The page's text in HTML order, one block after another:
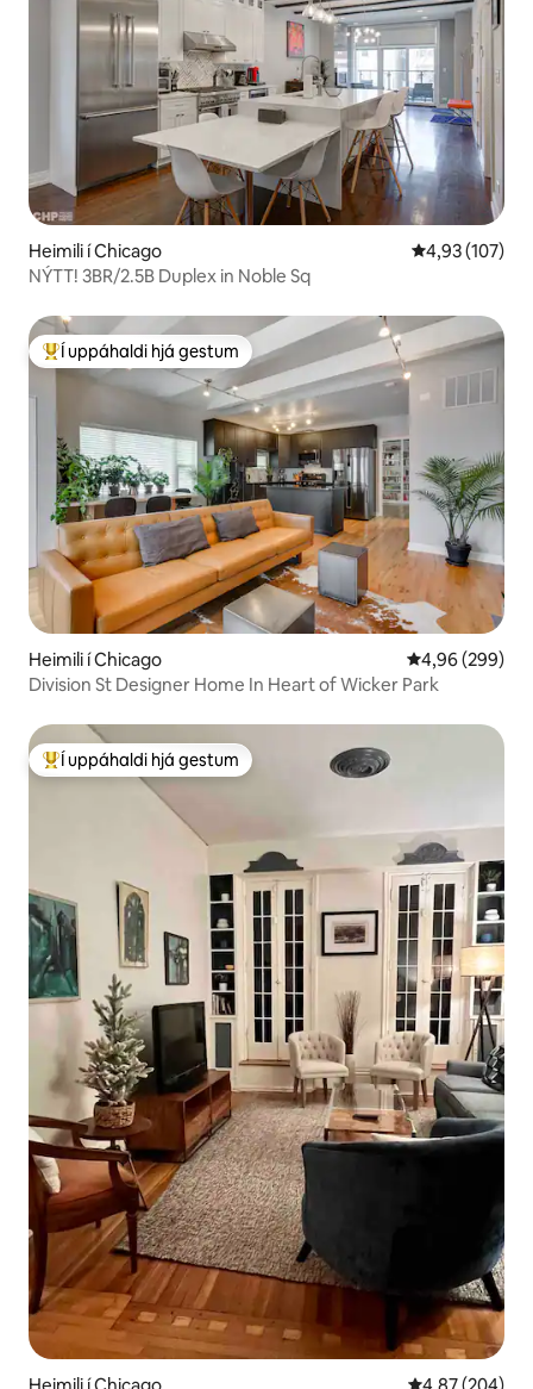
Heimili í Chicago 4,93 af 5 í
4,93 (107)
NÝTT! 3BR/2.5B Duplex in Noble Sq
Í mestu uppáhaldi hjá gestum
Í uppáhaldi hjá gestum
Heimili í Chicago 4,96 af 5 í
4,96 (299)
Division St Designer Home In Heart of Wicker Park
Í mestu uppáhaldi hjá gestum
Í uppáhaldi hjá gestum
Heimili í Chicago 4,87 af 5 í
4,87 (204)